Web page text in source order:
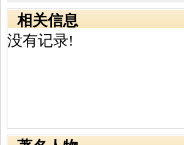
相关信息
没有记录!